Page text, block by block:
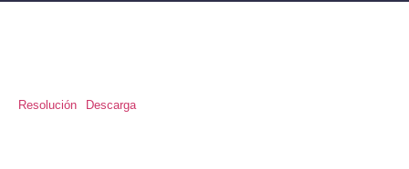
Resolución Descarga